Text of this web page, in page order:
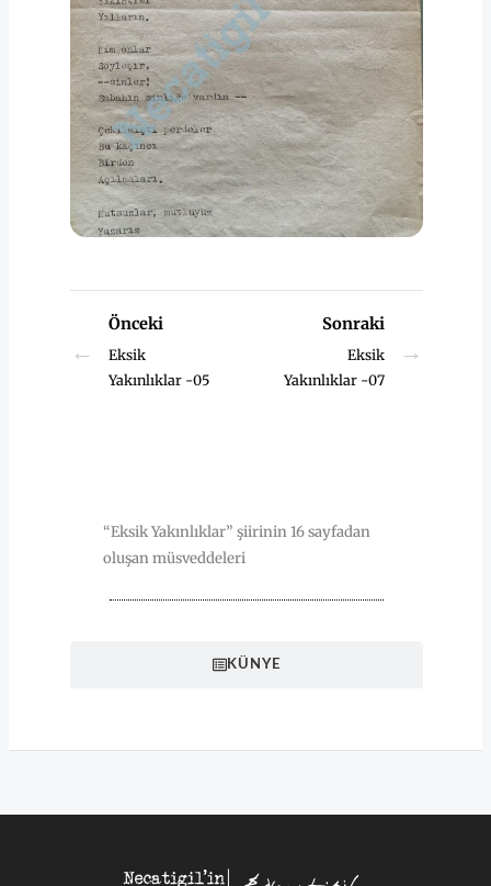
←
Önceki
Eksik
Yakınlıklar -05
Sonraki
Eksik
Yakınlıklar -07
→
KÜNYE
“Eksik Yakınlıklar” şiirinin 16 sayfadan
oluşan müsveddeleri